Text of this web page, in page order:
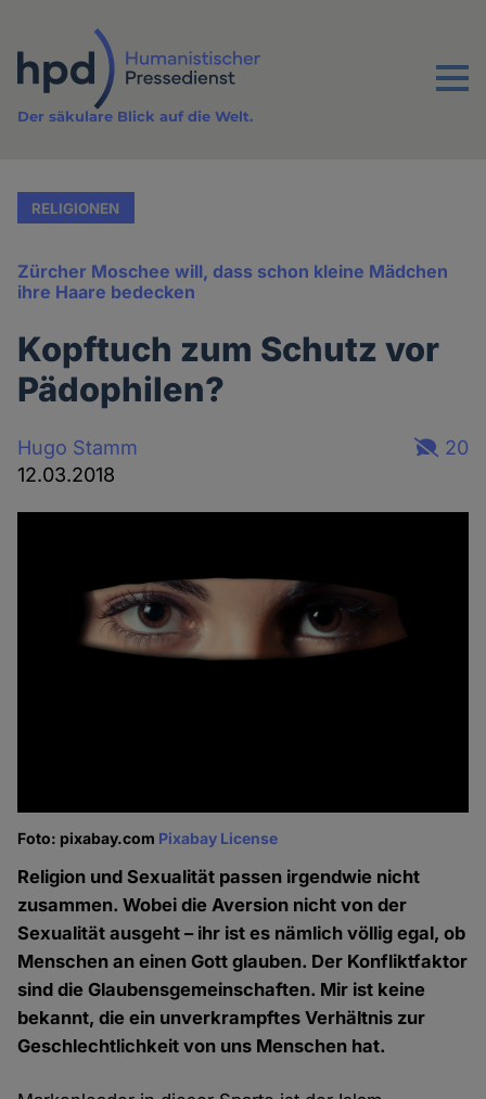
Inhalt
Menu
Der säkulare Blick auf die Welt.
RELIGIONEN
Zürcher Moschee will, dass schon kleine Mädchen
ihre Haare bedecken
Kopftuch zum Schutz vor
Pädophilen?
Hugo Stamm
12.03.2018
20
Foto: pixabay.com Pixabay License
Religion und Sexualität passen irgendwie nicht
zusammen. Wobei die Aversion nicht von der
Sexualität ausgeht – ihr ist es nämlich völlig egal, ob
Menschen an einen Gott glauben. Der Konfliktfaktor
sind die Glaubensgemeinschaften. Mir ist keine
bekannt, die ein unverkrampftes Verhältnis zur
Geschlechtlichkeit von uns Menschen hat.